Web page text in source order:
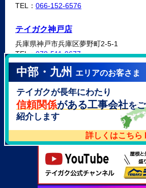
TEL： 066-152-6576
テイガク神戸店
兵庫県神戸市兵庫区夢野町2-5-1
TEL：078-511-9677
テイガク泉北・泉南店
大阪府泉北郡忠岡町高月南3-14
TEL：072-521-2637
中部・九州 エリアのお客さま
テイガクが長年にわたり
信頼関係がある工事会社をご
紹介します
詳しくはこちら